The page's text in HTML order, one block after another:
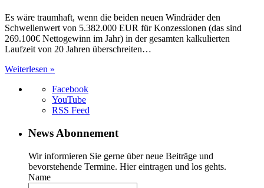
Es wäre traumhaft, wenn die beiden neuen Windräder den
Schwellenwert von 5.382.000 EUR für Konzessionen (das sind
269.100€ Nettogewinn im Jahr) in der gesamten kalkulierten
Laufzeit von 20 Jahren überschreiten…
Weiterlesen »
Facebook
YouTube
RSS Feed
News Abonnement
Wir informieren Sie gerne über neue Beiträge und
bevorstehende Termine. Hier eintragen und los gehts.
Name